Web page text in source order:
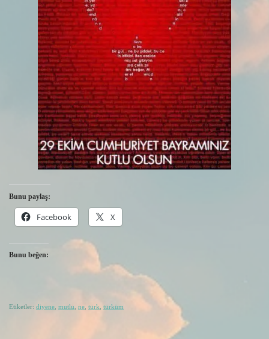
Bunu paylaş:
Facebook X
Bunu beğen:
Etiketler: diyene mutlu ne türk türküm